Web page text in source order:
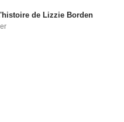
de Lizzie Borden